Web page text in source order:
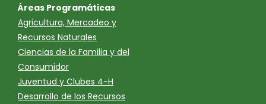
Áreas Programáticas
Agricultura, Mercadeo y
Recursos Naturales
Ciencias de la Familia y del
Consumidor
Juventud y Clubes 4-H
Desarrollo de los Recursos